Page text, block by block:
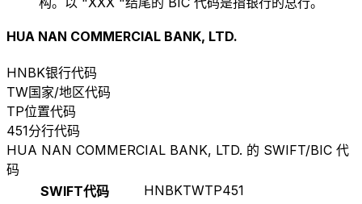
HUA NAN COMMERCIAL BANK, LTD.
HNBK银行代码
TW国家/地区代码
TP位置代码
451分行代码
HUA NAN COMMERCIAL BANK, LTD. 的 SWIFT/BIC 代
码
SWIFT代码
HNBKTWTP451